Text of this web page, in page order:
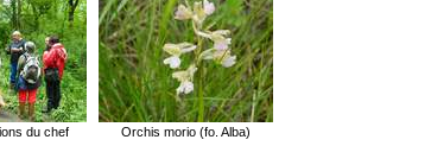
du chef Orchis morio (fo. Alba)